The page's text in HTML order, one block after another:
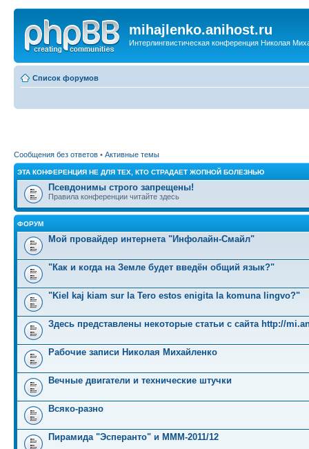
mihajlenko.anihost.ru
Интерлингвистическая конференция Николая
Список форумов
Сообщения без ответов • Активные темы
ЭТА КОНФЕРЕНЦИЯ НЕ ДЛЯ ТЕХ, КТО СТРАДАЕТ ЖОПНОЙ БОЛЕЗНЬЮ
Псевдонимы строго запрещены!
Правила конференции читайте здесь
ФОРУМ
Мой провайдер интернета "Инфолайн-Смайл"
"Как и когда на Земле будет введён общий язык?"
"Kiel kaj kiam sur la Tero estos enigita la komuna lingvo?"
Здесь представлены некоторые статьи с сайта http://
Рабочие записи Николая Михайленко
Вечные двигатели и технические штучки
Всяко-разно
Пирамида "Эсперанто" и MMM-2011/12